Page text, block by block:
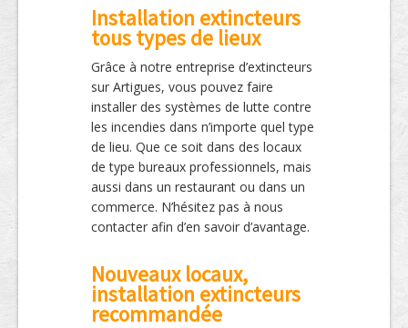
Installation extincteurs
tous types de lieux
Grâce à notre entreprise d’extincteurs
sur Artigues, vous pouvez faire
installer des systèmes de lutte contre
les incendies dans n’importe quel type
de lieu. Que ce soit dans des locaux
de type bureaux professionnels, mais
aussi dans un restaurant ou dans un
commerce. N’hésitez pas à nous
contacter afin d’en savoir d’avantage.
Nouveaux locaux,
installation extincteurs
recommandée